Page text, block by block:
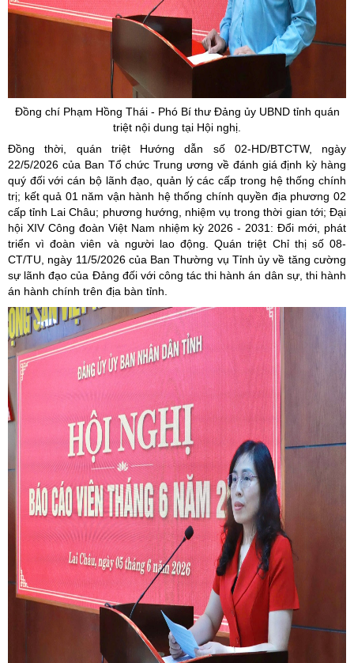
Đồng chí Phạm Hồng Thái - Phó Bí thư Đảng ủy UBND tỉnh quán
triệt nội dung tại Hội nghị.
Đồng thời, quán triệt Hướng dẫn số 02-HD/BTCTW, ngày
22/5/2026 của Ban Tổ chức Trung ương về đánh giá định kỳ hàng
quý đối với cán bộ lãnh đạo, quản lý các cấp trong hệ thống chính
trị; kết quả 01 năm vận hành hệ thống chính quyền địa phương 02
cấp tỉnh Lai Châu; phương hướng, nhiệm vụ trong thời gian tới; Đại
hội XIV Công đoàn Việt Nam nhiệm kỳ 2026 - 2031: Đổi mới, phát
triển vì đoàn viên và người lao động. Quán triệt Chỉ thị số 08-
CT/TU, ngày 11/5/2026 của Ban Thường vụ Tỉnh ủy về tăng cường
sự lãnh đạo của Đảng đối với công tác thi hành án dân sự, thi hành
án hành chính trên địa bàn tỉnh.